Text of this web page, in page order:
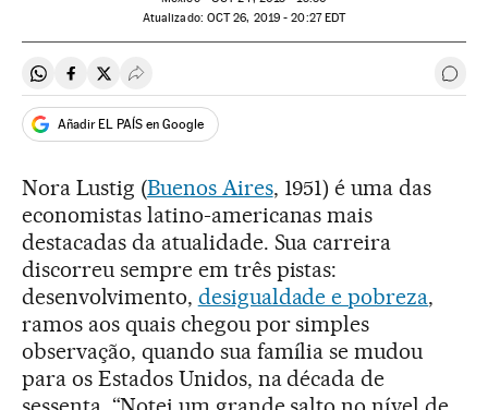
atualizado: OCT26, 2019 - 20:27EDT
Compartir en Whatsapp
Compartir en Facebook
Compartir en Twitter
Desplegar Redes Sociales
Añadir EL PAÍS en Google
Nora Lustig (Buenos Aires, 1951) é uma das
economistas latino-americanas mais
destacadas da atualidade. Sua carreira
discorreu sempre em três pistas:
desenvolvimento, desigualdade e pobreza,
ramos aos quais chegou por simples
observação, quando sua família se mudou
para os Estados Unidos, na década de